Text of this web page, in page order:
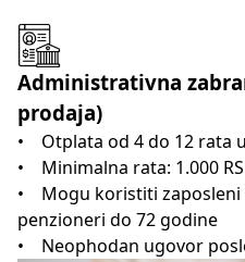
Administrativna
prodaja)
• Otplata od 4 do 12 rata
• Minimalna rata: 1.000
• Mogu koristiti zaposleni
penzioneri do 72 godine
• Neophodan ugovor